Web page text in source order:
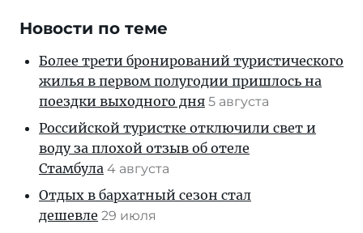
Новости по теме
Более трети бронирований туристического
жилья в первом полугодии пришлось на
поездки выходного дня 5 августа
Российской туристке отключили свет и
воду за плохой отзыв об отеле
Стамбула 4 августа
Отдых в бархатный сезон стал
дешевле 29 июля